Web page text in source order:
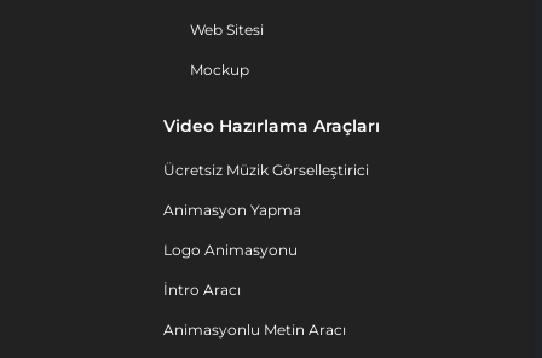
Web Sitesi
Mockup
Video Hazırlama Araçları
Ücretsiz Müzik Görselleştirici
Animasyon Yapma
Logo Animasyonu
İntro Aracı
Animasyonlu Metin Aracı